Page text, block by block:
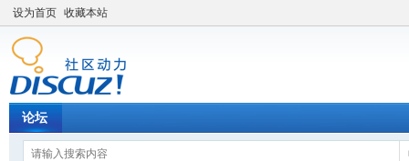
设为首页 收藏本站
论坛